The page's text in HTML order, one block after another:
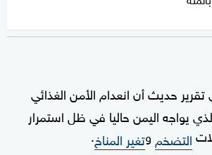
حديث أن انعدام الأمن الغذائي
يواجه اليمن حاليا في ظل استمرار
التضخم وتغير المناخ.